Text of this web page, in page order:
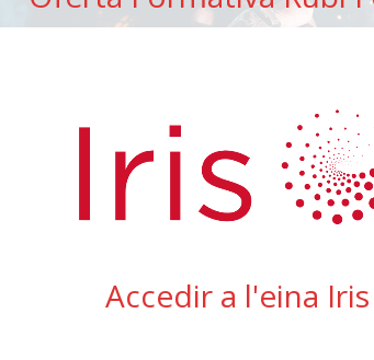
Accedir a l'eina Iris